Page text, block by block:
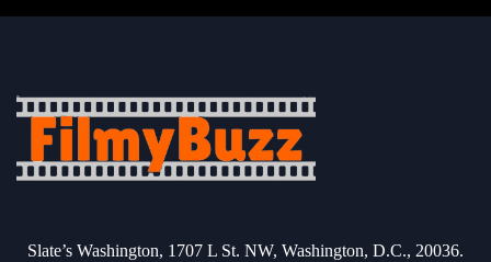
Slate’s Washington, 1707 L St. NW, Washington, D.C., 20036.